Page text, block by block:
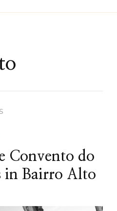
Convento do
in Bairro Alto